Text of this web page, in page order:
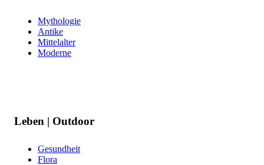
Mythologie
Antike
Mittelalter
Moderne
Leben | Outdoor
Gesundheit
Flora